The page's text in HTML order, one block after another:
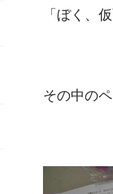
「ぼく、
その中の